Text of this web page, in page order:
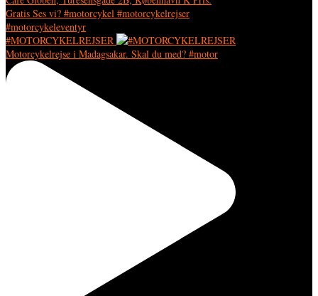
#MOTORCYKELREJSER
Motorcykelrejse i Madagsakar. Skal du med? #motor